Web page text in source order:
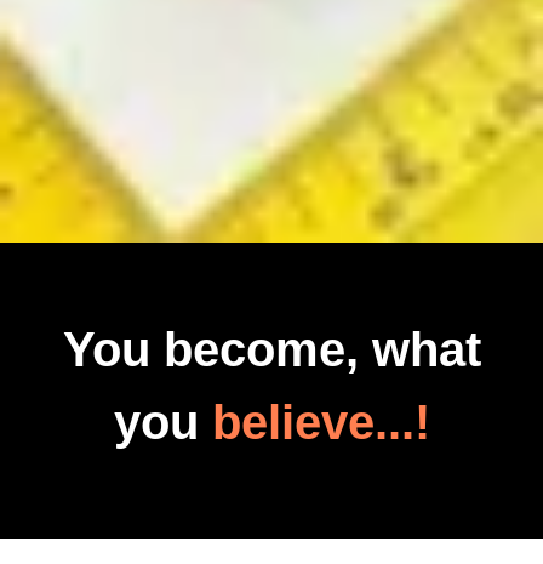
You become, what
you believe...!